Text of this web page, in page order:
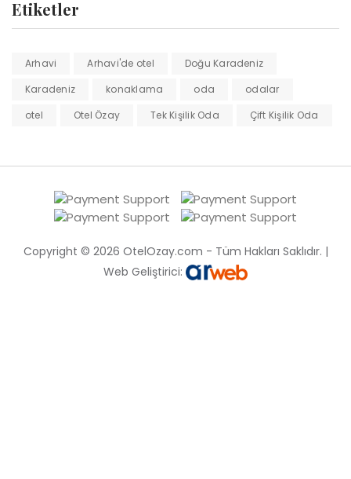
Etiketler
Arhavi Arhavi'de otel
Doğu Karadeniz
Karadeniz
konaklama oda
odalar
otel
Otel Özay Tek Kişilik Oda Çift Kişilik Oda
Copyright © 2026 OtelOzay.com - Tüm Hakları Saklıdır. |
Web Geliştirici: